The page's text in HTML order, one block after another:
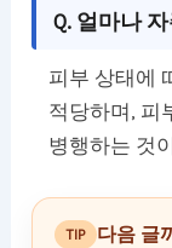
Q. 얼마나
피부 상태에
적당하며, 피
병행하는 것
TIP 다음 글